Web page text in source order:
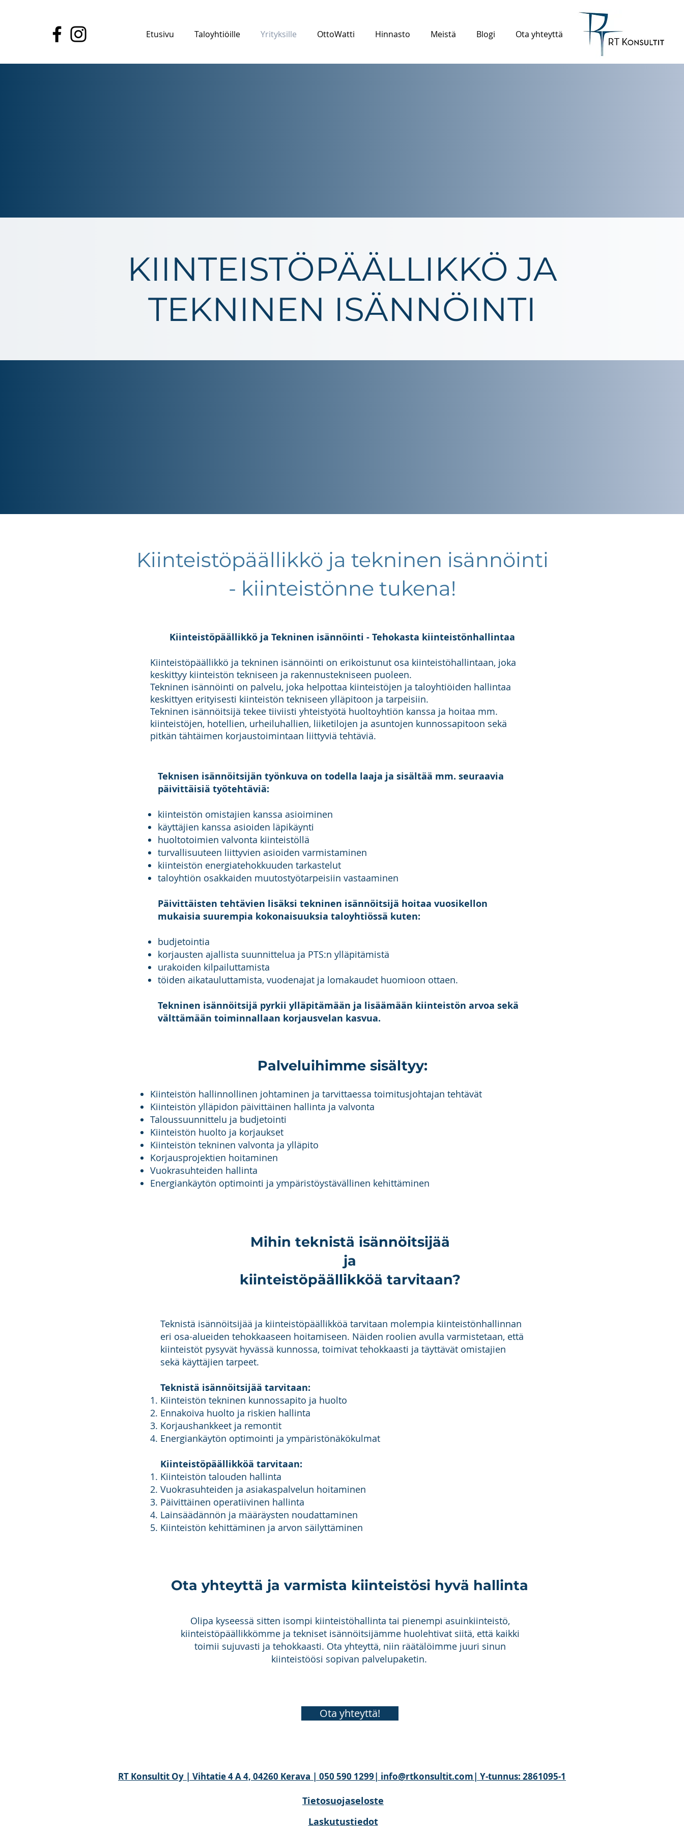
Etusivu Taloyhtiöille Yrityksille OttoWatti Hinnasto Meistä Blogi Ota yhteyttä
KIINTEISTÖPÄÄLLIKKÖ JA
TEKNINEN ISÄNNÖINTI
Kiinteistöpäällikkö ja tekninen isännöinti
- kiinteistönne tukena!
Kiinteistöpäällikkö ja Tekninen isännöinti - Tehokasta kiinteistönhallintaa
Kiinteistöpäällikkö ja tekninen isännöinti on erikoistunut osa kiinteistöhallintaan, joka
keskittyy kiinteistön tekniseen ja rakennustekniseen puoleen.
Tekninen isännöinti on palvelu, joka helpottaa kiinteistöjen ja taloyhtiöiden hallintaa
keskittyen erityisesti kiinteistön tekniseen ylläpitoon ja tarpeisiin.
Tekninen isännöitsijä tekee tiiviisti yhteistyötä huoltoyhtiön kanssa ja hoitaa mm.
kiinteistöjen, hotellien, urheiluhallien, liiketilojen ja asuntojen kunnossapitoon sekä
pitkän tähtäimen korjaustoimintaan liittyviä tehtäviä.
Teknisen isännöitsijän työnkuva on todella laaja ja sisältää mm. seuraavia
päivittäisiä työtehtäviä:
kiinteistön omistajien kanssa asioiminen
käyttäjien kanssa asioiden läpikäynti
huoltotoimien valvonta kiinteistöllä
turvallisuuteen liittyvien asioiden varmistaminen
kiinteistön energiatehokkuuden tarkastelut
taloyhtiön osakkaiden muutostyötarpeisiin vastaaminen
Päivittäisten tehtävien lisäksi tekninen isännöitsijä hoitaa vuosikellon
mukaisia suurempia kokonaisuuksia taloyhtiössä kuten:
budjetointia
korjausten ajallista suunnittelua ja PTS:n ylläpitämistä
urakoiden kilpailuttamista
töiden aikatauluttamista, vuodenajat ja lomakaudet huomioon ottaen.
Tekninen isännöitsijä pyrkii ylläpitämään ja lisäämään kiinteistön arvoa sekä
välttämään toiminnallaan korjausvelan kasvua.
Palveluihimme sisältyy:
Kiinteistön hallinnollinen johtaminen ja tarvittaessa toimitusjohtajan tehtävät
Kiinteistön ylläpidon päivittäinen hallinta ja valvonta
Taloussuunnittelu ja budjetointi
Kiinteistön huolto ja korjaukset
Kiinteistön tekninen valvonta ja ylläpito
Korjausprojektien hoitaminen
Vuokrasuhteiden hallinta
Energiankäytön optimointi ja ympäristöystävällinen kehittäminen
Mihin teknistä isännöitsijää
ja
kiinteistöpäällikköä tarvitaan?
Teknistä isännöitsijää ja kiinteistöpäällikköä tarvitaan molempia kiinteistönhallinnan
eri osa-alueiden tehokkaaseen hoitamiseen. Näiden roolien avulla varmistetaan, että
kiinteistöt pysyvät hyvässä kunnossa, toimivat tehokkaasti ja täyttävät omistajien
sekä käyttäjien tarpeet.
Teknistä isännöitsijää tarvitaan:
Kiinteistön tekninen kunnossapito ja huolto
Ennakoiva huolto ja riskien hallinta
Korjaushankkeet ja remontit
Energiankäytön optimointi ja ympäristönäkökulmat
Kiinteistöpäällikköä tarvitaan:
Kiinteistön talouden hallinta
Vuokrasuhteiden ja asiakaspalvelun hoitaminen
Päivittäinen operatiivinen hallinta
Lainsäädännön ja määräysten noudattaminen
Kiinteistön kehittäminen ja arvon säilyttäminen
Ota yhteyttä ja varmista kiinteistösi hyvä hallinta
Olipa kyseessä sitten isompi kiinteistöhallinta tai pienempi asuinkiinteistö,
kiinteistöpäällikkömme ja tekniset isännöitsijämme huolehtivat siitä, että kaikki
toimii sujuvasti ja tehokkaasti. Ota yhteyttä, niin räätälöimme juuri sinun
kiinteistöösi sopivan palvelupaketin.
Ota yhteyttä!
RT Konsultit Oy | Vihtatie 4 A 4, 04260 Kerava | 050 590 1299| info@rtkonsultit.com| Y-tunnus: 2861095-1
Tietosuojaseloste
Laskutustiedot